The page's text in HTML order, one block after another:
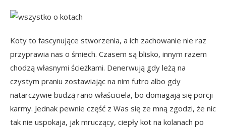
Koty to fascynujące stworzenia, a ich zachowanie nie raz
przyprawia nas o śmiech. Czasem są blisko, innym razem
chodzą własnymi ścieżkami. Denerwują gdy leżą na
czystym praniu zostawiając na nim futro albo gdy
natarczywie budzą rano właściciela, bo domagają się porcji
karmy. Jednak pewnie część z Was się ze mną zgodzi, że nic
tak nie uspokaja, jak mruczący, ciepły kot na kolanach po